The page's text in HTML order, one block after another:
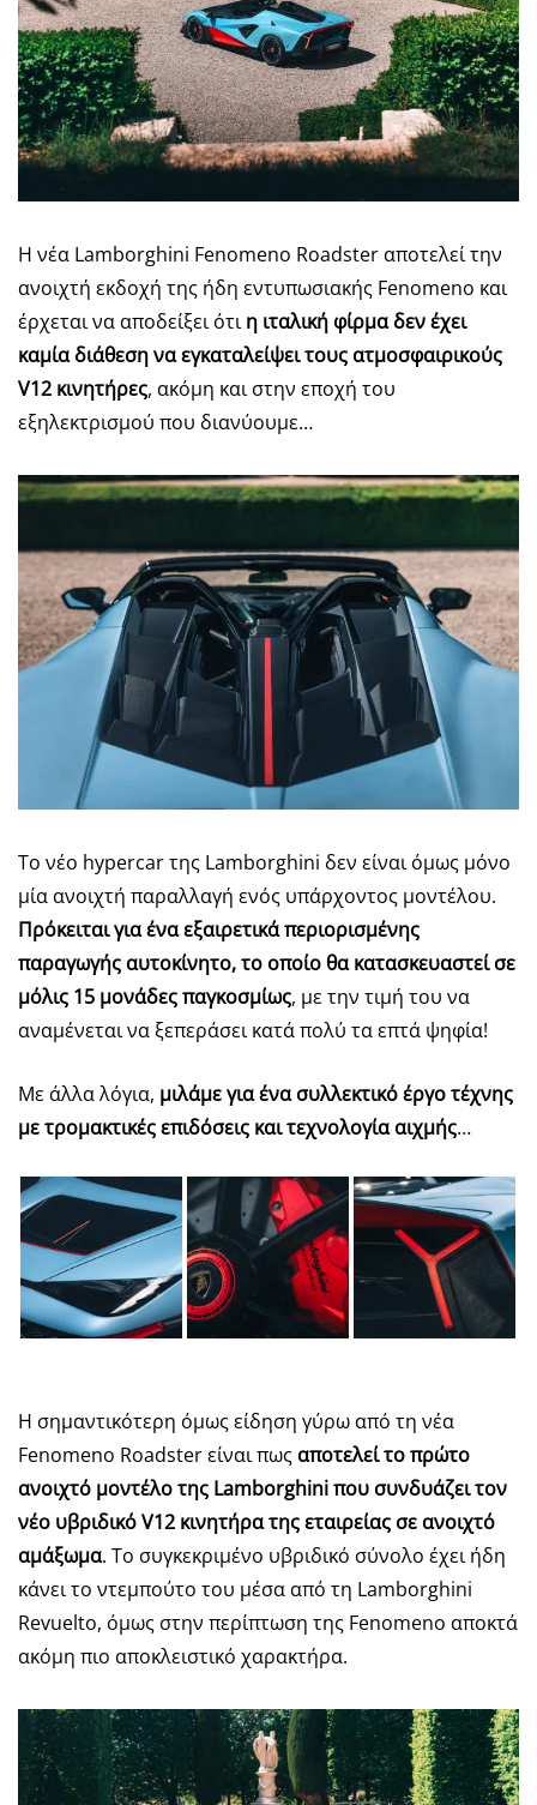
Η νέα Lamborghini Fenomeno Roadster αποτελεί την
ανοιχτή εκδοχή της ήδη εντυπωσιακής Fenomeno και
έρχεται να αποδείξει ότιη ιταλική φίρμα δεν έχει
καμία διάθεση να εγκαταλείψει τους ατμοσφαιρικούς
V12 κινητήρες, ακόμη και στην εποχή του
εξηλεκτρισμού που διανύουμε…
Το νέο hypercar της Lamborghini δεν είναι όμως μόνο
μία ανοιχτή παραλλαγή ενός υπάρχοντος μοντέλου.
Πρόκειται για ένα εξαιρετικά περιορισμένης
παραγωγής αυτοκίνητο, το οποίο θα κατασκευαστεί σε
μόλις 15 μονάδες παγκοσμίως, με την τιμή του να
αναμένεται να ξεπεράσει κατά πολύ τα επτά ψηφία!
Με άλλα λόγια, μιλάμε για ένα συλλεκτικό έργο τέχνης
με τρομακτικές επιδόσεις και τεχνολογία αιχμής…
Η σημαντικότερη όμως είδηση γύρω από τη νέα
Fenomeno Roadster είναι πως αποτελεί το πρώτο
ανοιχτό μοντέλο της Lamborghini που συνδυάζει τον
νέο υβριδικό V12 κινητήρα της εταιρείας σε ανοιχτό
αμάξωμα. Το συγκεκριμένο υβριδικό σύνολο έχει ήδη
κάνει το ντεμπούτο του μέσα από τη Lamborghini
Revuelto, όμως στην περίπτωση της Fenomeno αποκτά
ακόμη πιο αποκλειστικό χαρακτήρα.